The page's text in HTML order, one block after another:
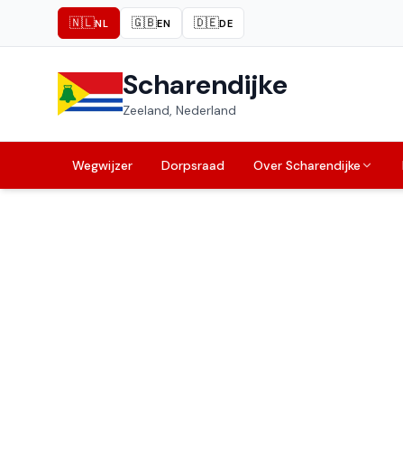
🇳🇱NL 🇬🇧EN 🇩🇪DE
Scharendijke
Zeeland, Nederland
Wegwijzer Dorpsraad Over Scharendijke